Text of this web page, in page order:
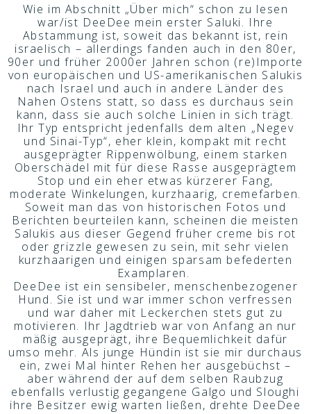
Wie im Abschnitt „Über mich“ schon zu lesen
war/ist DeeDee mein erster Saluki. Ihre
Abstammung ist, soweit das bekannt ist, rein
israelisch – allerdings fanden auch in den 80er,
90er und früher 2000er Jahren schon (re)Importe
von europäischen und US-amerikanischen Salukis
nach Israel und auch in andere Länder des
Nahen Ostens statt, so dass es durchaus sein
kann, dass sie auch solche Linien in sich trägt.
Ihr Typ entspricht jedenfalls dem alten „Negev
und Sinai-Typ“, eher klein, kompakt mit recht
ausgeprägter Rippenwölbung, einem starken
Oberschädel mit für diese Rasse ausgeprägtem
Stop und ein eher etwas kürzerer Fang,
moderate Winkelungen, kurzhaarig, cremefarben.
Soweit man das von historischen Fotos und
Berichten beurteilen kann, scheinen die meisten
Salukis aus dieser Gegend früher creme bis rot
oder grizzle gewesen zu sein, mit sehr vielen
kurzhaarigen und einigen sparsam befederten
Examplaren.
DeeDee ist ein sensibeler, menschenbezogener
Hund. Sie ist und war immer schon verfressen
und war daher mit Leckerchen stets gut zu
motivieren. Ihr Jagdtrieb war von Anfang an nur
mäßig ausgeprägt, ihre Bequemlichkeit dafür
umso mehr. Als junge Hündin ist sie mir durchaus
ein, zwei Mal hinter Rehen her ausgebüchst –
aber während der auf dem selben Raubzug
ebenfalls verlustig gegangene Galgo und Sloughi
ihre Besitzer ewig warten ließen, drehte DeeDee